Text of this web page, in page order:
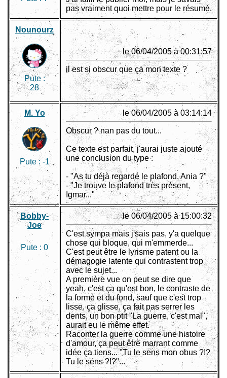
pas vraiment quoi mettre pour le résumé.
Nounourz
Pute :
28
le 06/04/2005 à 00:31:57
il est si obscur que ça mon texte ?
M. Yo
Pute : -1
le 06/04/2005 à 03:14:14
Obscur ? nan pas du tout...
Ce texte est parfait, j'aurai juste ajouté
une conclusion du type :
- "As tu déjà regardé le plafond, Ania ?"
- "Je trouve le plafond très présent,
Igmar..."
Bobby-
Joe
Pute : 0
le 06/04/2005 à 15:00:32
C'est sympa mais j'sais pas, y'a quelque
chose qui bloque, qui m'emmerde...
C'est peut être le lyrisme patent ou la
démagogie latente qui contrastent trop
avec le sujet...
A première vue on peut se dire que
yeah, c'est ça qu'est bon, le contraste de
la forme et du fond, sauf que c'est trop
lisse, ça glisse, ça fait pas serrer les
dents, un bon ptit "La guerre, c'est mal",
aurait eu le même effet.
Raconter la guerre comme une histoire
d'amour, ça peut être marrant comme
idée ça tiens... "Tu le sens mon obus ?!?
Tu le sens ?!?"...